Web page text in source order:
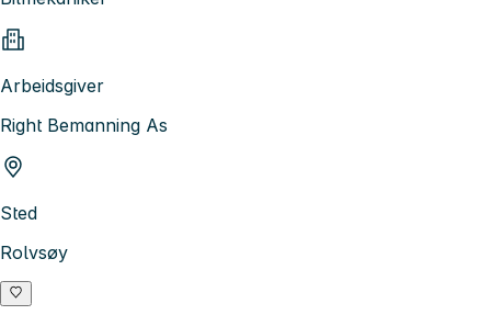
Arbeidsgiver
Right Bemanning As
Sted
Rolvsøy